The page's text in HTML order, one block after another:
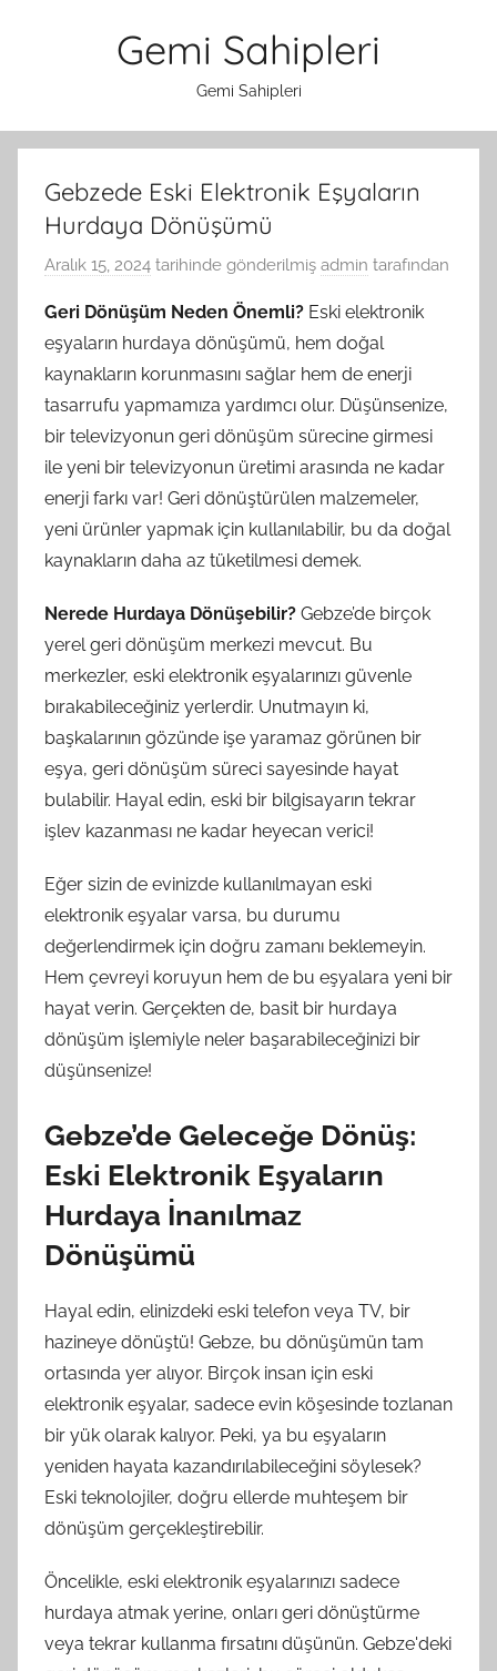
Gemi Sahipleri
Gemi Sahipleri
Gebzede Eski Elektronik Eşyaların
Hurdaya Dönüşümü
Aralık 15, 2024 tarihinde gönderilmiş admin tarafından
Geri Dönüşüm Neden Önemli? Eski elektronik
eşyaların hurdaya dönüşümü, hem doğal
kaynakların korunmasını sağlar hem de enerji
tasarrufu yapmamıza yardımcı olur. Düşünsenize,
bir televizyonun geri dönüşüm sürecine girmesi
ile yeni bir televizyonun üretimi arasında ne kadar
enerji farkı var! Geri dönüştürülen malzemeler,
yeni ürünler yapmak için kullanılabilir, bu da doğal
kaynakların daha az tüketilmesi demek.
Nerede Hurdaya Dönüşebilir? Gebze’de birçok
yerel geri dönüşüm merkezi mevcut. Bu
merkezler, eski elektronik eşyalarınızı güvenle
bırakabileceğiniz yerlerdir. Unutmayın ki,
başkalarının gözünde işe yaramaz görünen bir
eşya, geri dönüşüm süreci sayesinde hayat
bulabilir. Hayal edin, eski bir bilgisayarın tekrar
işlev kazanması ne kadar heyecan verici!
Eğer sizin de evinizde kullanılmayan eski
elektronik eşyalar varsa, bu durumu
değerlendirmek için doğru zamanı beklemeyin.
Hem çevreyi koruyun hem de bu eşyalara yeni bir
hayat verin. Gerçekten de, basit bir hurdaya
dönüşüm işlemiyle neler başarabileceğinizi bir
düşünsenize!
Gebze’de Geleceğe Dönüş:
Eski Elektronik Eşyaların
Hurdaya İnanılmaz
Dönüşümü
Hayal edin, elinizdeki eski telefon veya TV, bir
hazineye dönüştü! Gebze, bu dönüşümün tam
ortasında yer alıyor. Birçok insan için eski
elektronik eşyalar, sadece evin köşesinde tozlanan
bir yük olarak kalıyor. Peki, ya bu eşyaların
yeniden hayata kazandırılabileceğini söylesek?
Eski teknolojiler, doğru ellerde muhteşem bir
dönüşüm gerçekleştirebilir.
Öncelikle, eski elektronik eşyalarınızı sadece
hurdaya atmak yerine, onları geri dönüştürme
veya tekrar kullanma fırsatını düşünün. Gebze'deki